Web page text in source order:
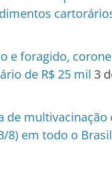
e foragido,
de R$ 25 mil 3
de multivacinação
8) em todo o Brasil